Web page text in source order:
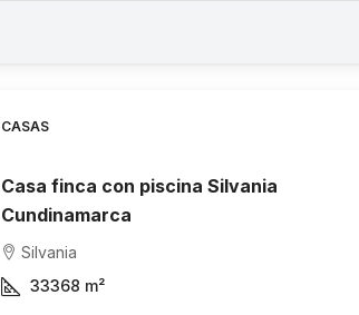
CASAS
Casa finca con piscina Silvania
Cundinamarca
Silvania
33368 m²